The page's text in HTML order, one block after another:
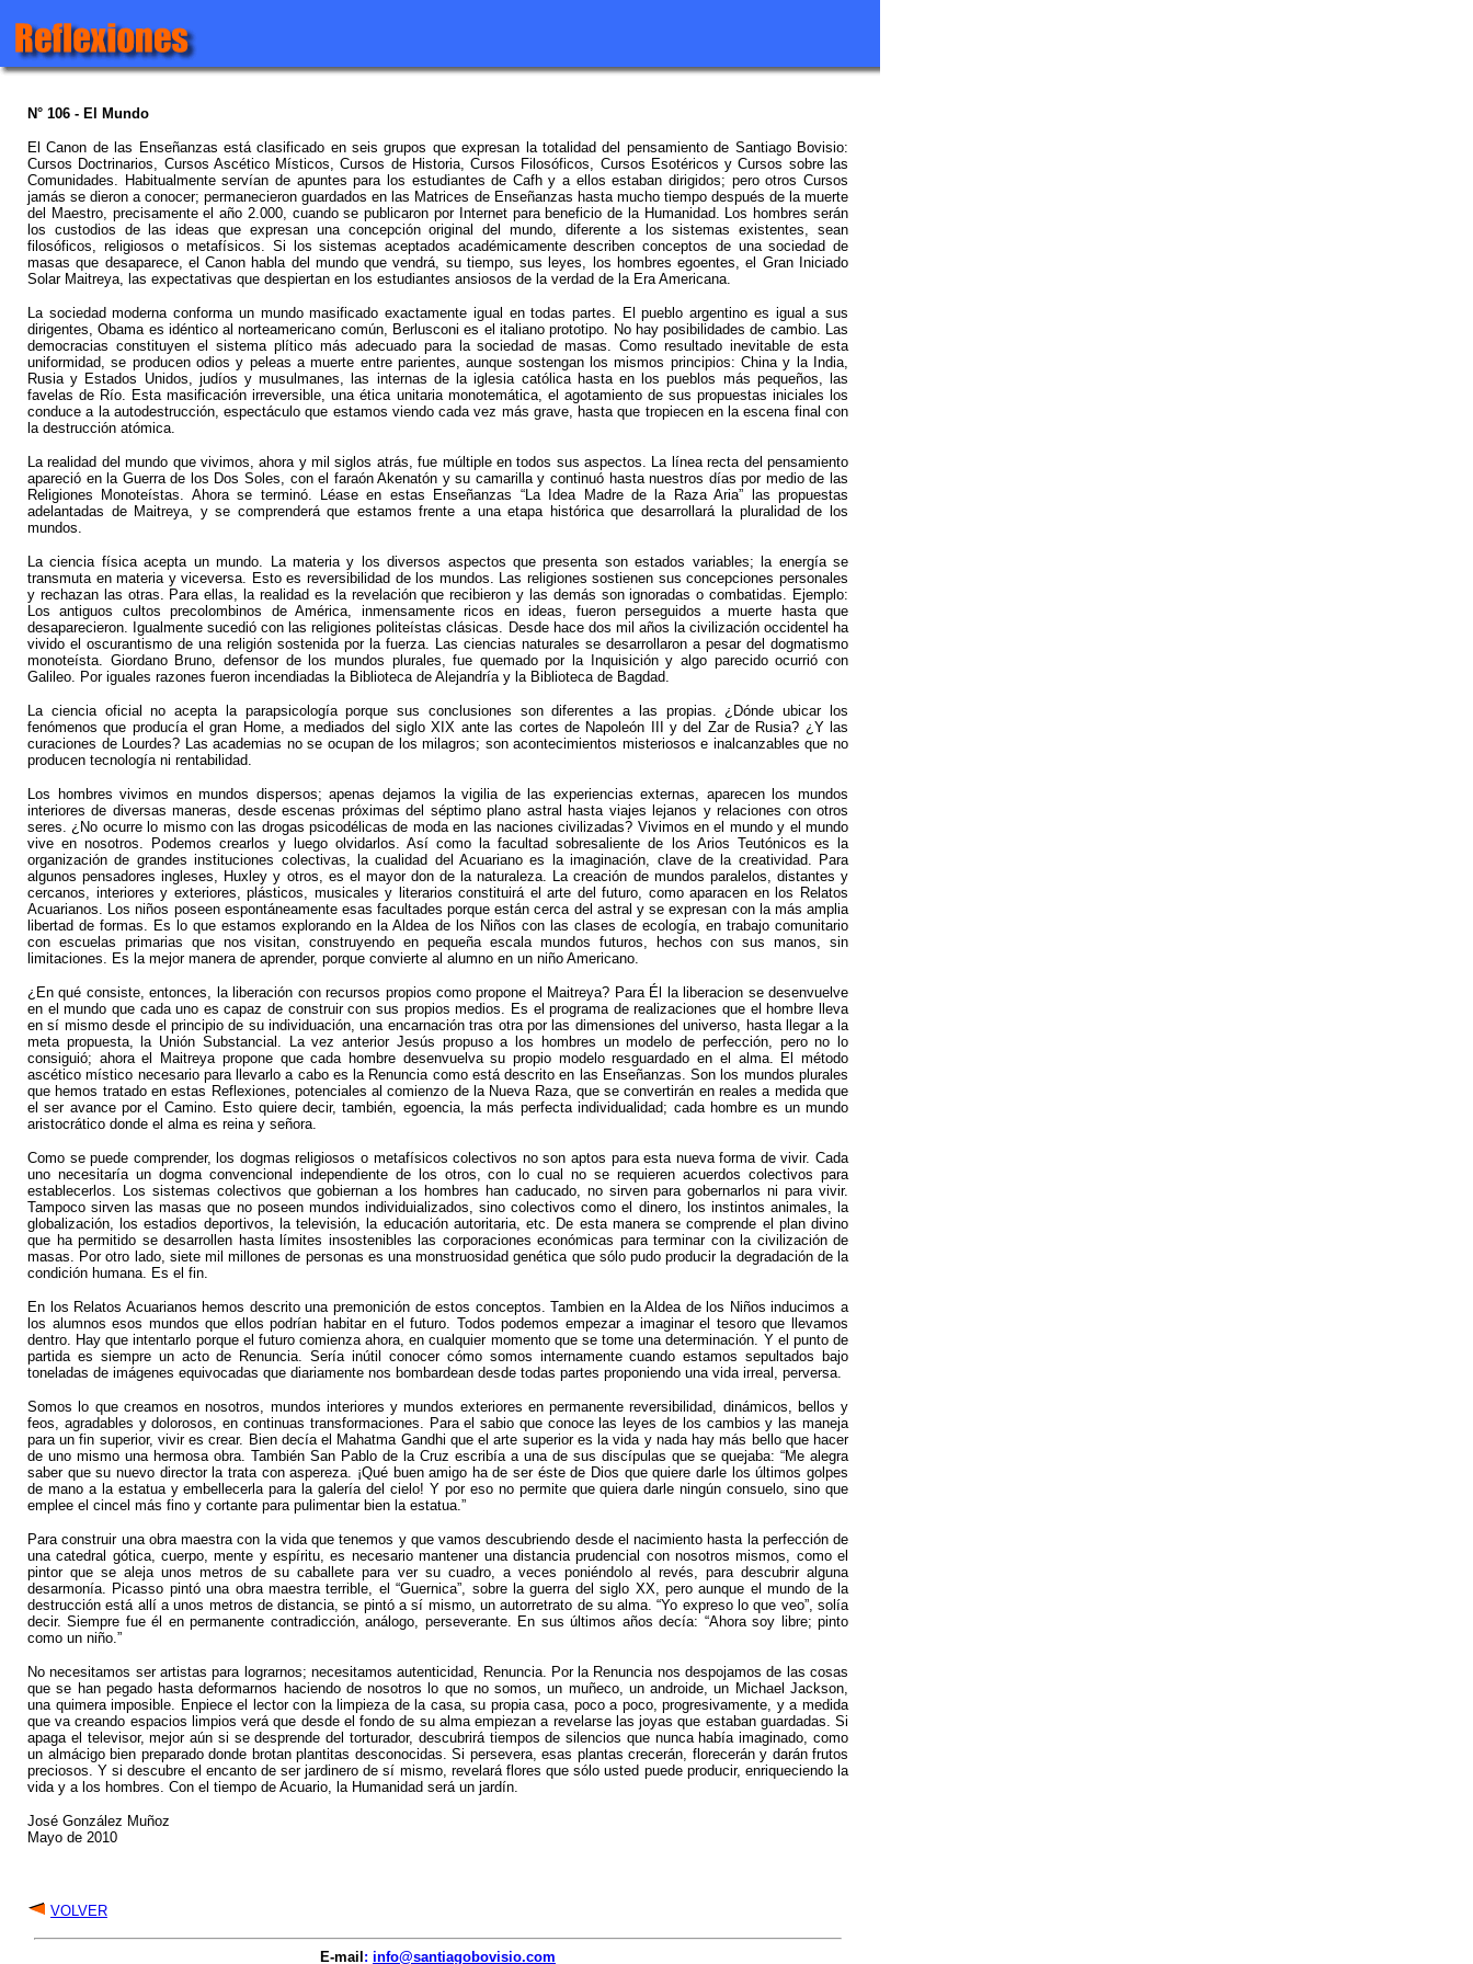
N° 106 - El Mundo
El Canon de las Enseñanzas está clasificado en seis grupos que expresan la totalidad del pensamiento de Santiago Bovisio:
Cursos Doctrinarios, Cursos Ascético Místicos, Cursos de Historia, Cursos Filosóficos, Cursos Esotéricos y Cursos sobre las
Comunidades. Habitualmente servían de apuntes para los estudiantes de Cafh y a ellos estaban dirigidos; pero otros Cursos
jamás se dieron a conocer; permanecieron guardados en las Matrices de Enseñanzas hasta mucho tiempo después de la muerte
del Maestro, precisamente el año 2.000, cuando se publicaron por Internet para beneficio de la Humanidad. Los hombres serán
los custodios de las ideas que expresan una concepción original del mundo, diferente a los sistemas existentes, sean
filosóficos, religiosos o metafísicos. Si los sistemas aceptados académicamente describen conceptos de una sociedad de
masas que desaparece, el Canon habla del mundo que vendrá, su tiempo, sus leyes, los hombres egoentes, el Gran Iniciado
Solar Maitreya, las expectativas que despiertan en los estudiantes ansiosos de la verdad de la Era Americana.
La sociedad moderna conforma un mundo masificado exactamente igual en todas partes. El pueblo argentino es igual a sus
dirigentes, Obama es idéntico al norteamericano común, Berlusconi es el italiano prototipo. No hay posibilidades de cambio. Las
democracias constituyen el sistema plítico más adecuado para la sociedad de masas. Como resultado inevitable de esta
uniformidad, se producen odios y peleas a muerte entre parientes, aunque sostengan los mismos principios: China y la India,
Rusia y Estados Unidos, judíos y musulmanes, las internas de la iglesia católica hasta en los pueblos más pequeños, las
favelas de Río. Esta masificación irreversible, una ética unitaria monotemática, el agotamiento de sus propuestas iniciales los
conduce a la autodestrucción, espectáculo que estamos viendo cada vez más grave, hasta que tropiecen en la escena final con
la destrucción atómica.
La realidad del mundo que vivimos, ahora y mil siglos atrás, fue múltiple en todos sus aspectos. La línea recta del pensamiento
apareció en la Guerra de los Dos Soles, con el faraón Akenatón y su camarilla y continuó hasta nuestros días por medio de las
Religiones Monoteístas. Ahora se terminó. Léase en estas Enseñanzas “La Idea Madre de la Raza Aria” las propuestas
adelantadas de Maitreya, y se comprenderá que estamos frente a una etapa histórica que desarrollará la pluralidad de los
mundos.
La ciencia física acepta un mundo. La materia y los diversos aspectos que presenta son estados variables; la energía se
transmuta en materia y viceversa. Esto es reversibilidad de los mundos. Las religiones sostienen sus concepciones personales
y rechazan las otras. Para ellas, la realidad es la revelación que recibieron y las demás son ignoradas o combatidas. Ejemplo:
Los antiguos cultos precolombinos de América, inmensamente ricos en ideas, fueron perseguidos a muerte hasta que
desaparecieron. Igualmente sucedió con las religiones politeístas clásicas. Desde hace dos mil años la civilización occidentel ha
vivido el oscurantismo de una religión sostenida por la fuerza. Las ciencias naturales se desarrollaron a pesar del dogmatismo
monoteísta. Giordano Bruno, defensor de los mundos plurales, fue quemado por la Inquisición y algo parecido ocurrió con
Galileo. Por iguales razones fueron incendiadas la Biblioteca de Alejandría y la Biblioteca de Bagdad.
La ciencia oficial no acepta la parapsicología porque sus conclusiones son diferentes a las propias. ¿Dónde ubicar los
fenómenos que producía el gran Home, a mediados del siglo XIX ante las cortes de Napoleón III y del Zar de Rusia? ¿Y las
curaciones de Lourdes? Las academias no se ocupan de los milagros; son acontecimientos misteriosos e inalcanzables que no
producen tecnología ni rentabilidad.
Los hombres vivimos en mundos dispersos; apenas dejamos la vigilia de las experiencias externas, aparecen los mundos
interiores de diversas maneras, desde escenas próximas del séptimo plano astral hasta viajes lejanos y relaciones con otros
seres. ¿No ocurre lo mismo con las drogas psicodélicas de moda en las naciones civilizadas? Vivimos en el mundo y el mundo
vive en nosotros. Podemos crearlos y luego olvidarlos. Así como la facultad sobresaliente de los Arios Teutónicos es la
organización de grandes instituciones colectivas, la cualidad del Acuariano es la imaginación, clave de la creatividad. Para
algunos pensadores ingleses, Huxley y otros, es el mayor don de la naturaleza. La creación de mundos paralelos, distantes y
cercanos, interiores y exteriores, plásticos, musicales y literarios constituirá el arte del futuro, como aparacen en los Relatos
Acuarianos. Los niños poseen espontáneamente esas facultades porque están cerca del astral y se expresan con la más amplia
libertad de formas. Es lo que estamos explorando en la Aldea de los Niños con las clases de ecología, en trabajo comunitario
con escuelas primarias que nos visitan, construyendo en pequeña escala mundos futuros, hechos con sus manos, sin
limitaciones. Es la mejor manera de aprender, porque convierte al alumno en un niño Americano.
¿En qué consiste, entonces, la liberación con recursos propios como propone el Maitreya? Para Él la liberacion se desenvuelve
en el mundo que cada uno es capaz de construir con sus propios medios. Es el programa de realizaciones que el hombre lleva
en sí mismo desde el principio de su individuación, una encarnación tras otra por las dimensiones del universo, hasta llegar a la
meta propuesta, la Unión Substancial. La vez anterior Jesús propuso a los hombres un modelo de perfección, pero no lo
consiguió; ahora el Maitreya propone que cada hombre desenvuelva su propio modelo resguardado en el alma. El método
ascético místico necesario para llevarlo a cabo es la Renuncia como está descrito en las Enseñanzas. Son los mundos plurales
que hemos tratado en estas Reflexiones, potenciales al comienzo de la Nueva Raza, que se convertirán en reales a medida que
el ser avance por el Camino. Esto quiere decir, también, egoencia, la más perfecta individualidad; cada hombre es un mundo
aristocrático donde el alma es reina y señora.
Como se puede comprender, los dogmas religiosos o metafísicos colectivos no son aptos para esta nueva forma de vivir. Cada
uno necesitaría un dogma convencional independiente de los otros, con lo cual no se requieren acuerdos colectivos para
establecerlos. Los sistemas colectivos que gobiernan a los hombres han caducado, no sirven para gobernarlos ni para vivir.
Tampoco sirven las masas que no poseen mundos individuializados, sino colectivos como el dinero, los instintos animales, la
globalización, los estadios deportivos, la televisión, la educación autoritaria, etc. De esta manera se comprende el plan divino
que ha permitido se desarrollen hasta límites insostenibles las corporaciones económicas para terminar con la civilización de
masas. Por otro lado, siete mil millones de personas es una monstruosidad genética que sólo pudo producir la degradación de la
condición humana. Es el fin.
En los Relatos Acuarianos hemos descrito una premonición de estos conceptos. Tambien en la Aldea de los Niños inducimos a
los alumnos esos mundos que ellos podrían habitar en el futuro. Todos podemos empezar a imaginar el tesoro que llevamos
dentro. Hay que intentarlo porque el futuro comienza ahora, en cualquier momento que se tome una determinación. Y el punto de
partida es siempre un acto de Renuncia. Sería inútil conocer cómo somos internamente cuando estamos sepultados bajo
toneladas de imágenes equivocadas que diariamente nos bombardean desde todas partes proponiendo una vida irreal, perversa.
Somos lo que creamos en nosotros, mundos interiores y mundos exteriores en permanente reversibilidad, dinámicos, bellos y
feos, agradables y dolorosos, en continuas transformaciones. Para el sabio que conoce las leyes de los cambios y las maneja
para un fin superior, vivir es crear. Bien decía el Mahatma Gandhi que el arte superior es la vida y nada hay más bello que hacer
de uno mismo una hermosa obra. También San Pablo de la Cruz escribía a una de sus discípulas que se quejaba: “Me alegra
saber que su nuevo director la trata con aspereza. ¡Qué buen amigo ha de ser éste de Dios que quiere darle los últimos golpes
de mano a la estatua y embellecerla para la galería del cielo! Y por eso no permite que quiera darle ningún consuelo, sino que
emplee el cincel más fino y cortante para pulimentar bien la estatua.”
Para construir una obra maestra con la vida que tenemos y que vamos descubriendo desde el nacimiento hasta la perfección de
una catedral gótica, cuerpo, mente y espíritu, es necesario mantener una distancia prudencial con nosotros mismos, como el
pintor que se aleja unos metros de su caballete para ver su cuadro, a veces poniéndolo al revés, para descubrir alguna
desarmonía. Picasso pintó una obra maestra terrible, el “Guernica”, sobre la guerra del siglo XX, pero aunque el mundo de la
destrucción está allí a unos metros de distancia, se pintó a sí mismo, un autorretrato de su alma. “Yo expreso lo que veo”, solía
decir. Siempre fue él en permanente contradicción, análogo, perseverante. En sus últimos años decía: “Ahora soy libre; pinto
como un niño.”
No necesitamos ser artistas para lograrnos; necesitamos autenticidad, Renuncia. Por la Renuncia nos despojamos de las cosas
que se han pegado hasta deformarnos haciendo de nosotros lo que no somos, un muñeco, un androide, un Michael Jackson,
una quimera imposible. Enpiece el lector con la limpieza de la casa, su propia casa, poco a poco, progresivamente, y a medida
que va creando espacios limpios verá que desde el fondo de su alma empiezan a revelarse las joyas que estaban guardadas. Si
apaga el televisor, mejor aún si se desprende del torturador, descubrirá tiempos de silencios que nunca había imaginado, como
un almácigo bien preparado donde brotan plantitas desconocidas. Si persevera, esas plantas crecerán, florecerán y darán frutos
preciosos. Y si descubre el encanto de ser jardinero de sí mismo, revelará flores que sólo usted puede producir, enriqueciendo la
vida y a los hombres. Con el tiempo de Acuario, la Humanidad será un jardín.
José González Muñoz
Mayo de 2010
VOLVER
E-mail : info@santiagobovisio.com